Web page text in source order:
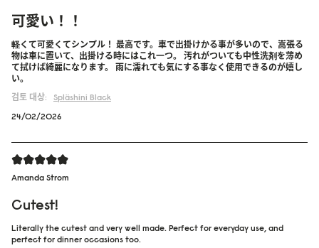
可愛い！！
軽くて可愛くてシンプル！ 最高です。車で出掛けかる事が多いので、嵩張る
物は車に置いて、出掛ける時にはこれ一つ。 汚れがついても中性洗剤を薄め
て拭けば綺麗になります。 雨に濡れても気にする事なく使用できるのが嬉し
い。
검토 대상:
Spläshini Black
24/02/2026
Amanda Strom
Cutest!
Literally the cutest and very well made. Perfect for everyday use, and
perfect for dinner occasions too.